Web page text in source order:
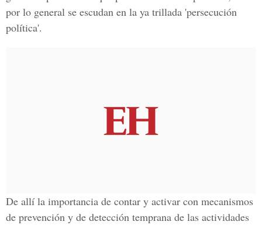
por lo general se escudan en la ya trillada 'persecución
política'.
De allí la importancia de contar y activar con mecanismos
de prevención y de detección temprana de las actividades